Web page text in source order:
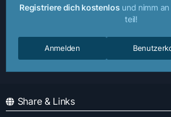
Registriere dich kostenlos und nimm
teil!
Anmelden
Share & Links